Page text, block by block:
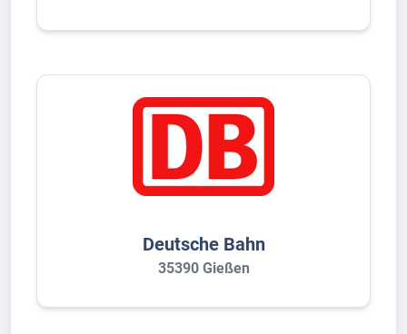
Deutsche Bahn
35390 Gießen